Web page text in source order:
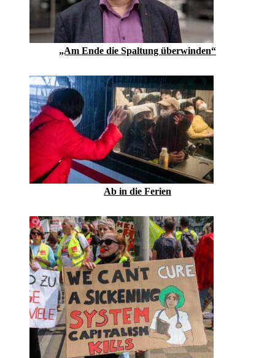
„Am Ende die Spaltung überwinden“
Ab in die Ferien